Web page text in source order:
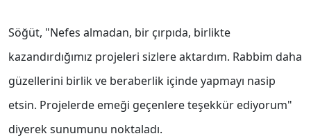
Söğüt, "Nefes almadan, bir çırpıda, birlikte
kazandırdığımız projeleri sizlere aktardım. Rabbim daha
güzellerini birlik ve beraberlik içinde yapmayı nasip
etsin. Projelerde emeği geçenlere teşekkür ediyorum"
diyerek sunumunu noktaladı.